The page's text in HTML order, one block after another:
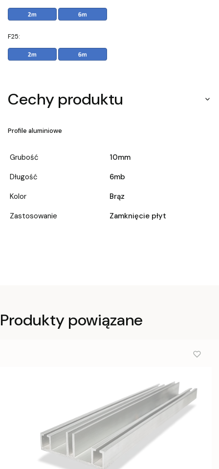
F25:
Cechy produktu
Profile aluminiowe
Grubość
10mm
Długość
6mb
Kolor
Brąz
Zastosowanie
Zamknięcie płyt
Produkty powiązane